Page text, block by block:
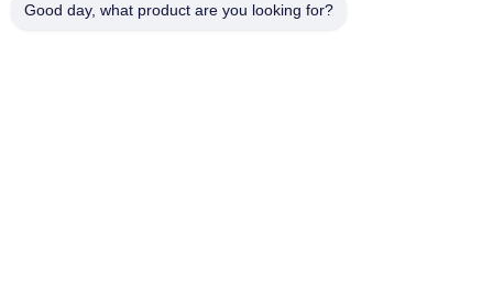
Good day, what product are you looking for?